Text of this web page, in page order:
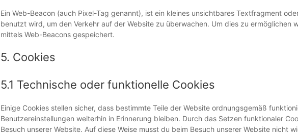
Ein Web-Beacon (auch Pixel-Tag genannt), ist ein kleines unsichtbares Textfragment
benutzt wird, um den Verkehr auf der Website zu überwachen. Um dies zu ermöglichen
mittels Web-Beacons gespeichert.
5. Cookies
5.1 Technische oder funktionelle Cookies
Einige Cookies stellen sicher, dass bestimmte Teile der Website ordnungsgemäß
Benutzereinstellungen weiterhin in Erinnerung bleiben. Durch das Setzen funktionaler
Besuch unserer Website. Auf diese Weise musst du beim Besuch unserer Website nicht